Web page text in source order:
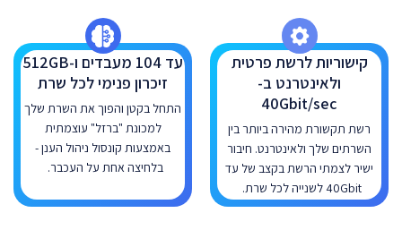
קישוריות לרשת פרטית
ולאינטרנט ב-
40Gbit/sec
רשת תקשורת מהירה ביותר בין
השרתים שלך ולאינטרנט. חיבור
ישיר לצמתי הרשת בקצב של עד
40Gbit לשנייה לכל שרת.
עד 104 מעבדים ו-512GB
זיכרון פנימי לכל שרת
התחל בקטן והפוך את השרת שלך
למכונת "ברזל" עוצמתית
באמצעות קונסול ניהול הענן -
בלחיצה אחת על העכבר.